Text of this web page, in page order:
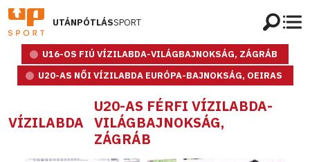
UTÁNPÓTLÁSSPORT
U16-OS FIÚ VÍZILABDA-VILÁGBAJNOKSÁG, ZÁGRÁB
U20-AS NŐI VÍZILABDA EURÓPA-BAJNOKSÁG, OEIRAS
VÍZILABDA
U20-AS FÉRFI VÍZILABDA-
VILÁGBAJNOKSÁG,
ZÁGRÁB